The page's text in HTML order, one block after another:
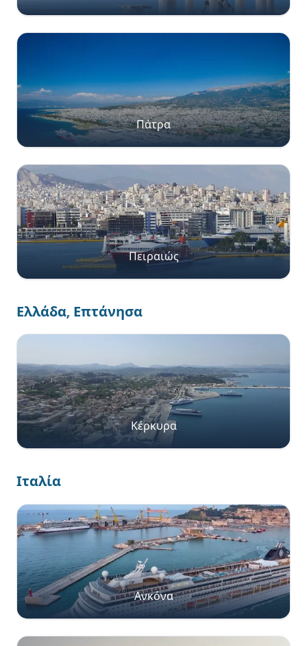
Πάτρα
Πειραιώς
Ελλάδα, Επτάνησα
Κέρκυρα
Ιταλία
Ανκόνα